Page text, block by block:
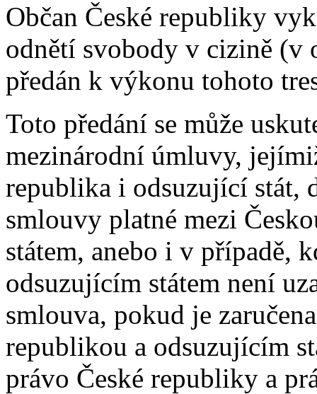
Občan České republiky
odnětí svobody v cizině (v
předán k výkonu tohoto
Toto předání se může
mezinárodní úmluvy,
republika i odsuzující stát,
smlouvy platné mezi
státem, anebo i v případě,
odsuzujícím státem není
smlouva, pokud je
republikou a odsuzujícím
právo České republiky a